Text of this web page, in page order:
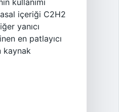
kullanımı
içeriği C2H2
yanıcı
en patlayıcı
kaynak